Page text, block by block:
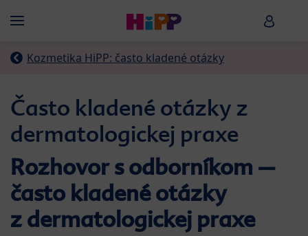
Menü HiPP
Kozmetika HiPP: často kladené otázky
Často kladené otázky z
dermatologickej praxe
Rozhovor s odborníkom –
často kladené otázky
z dermatologickej praxe